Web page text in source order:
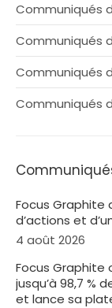
Communiqués
Communiqués
Communiqués
Communiqués
Focus Graphite
d’actions et
4 août 2026
Focus
jusqu’à 98,7 %
et lance sa